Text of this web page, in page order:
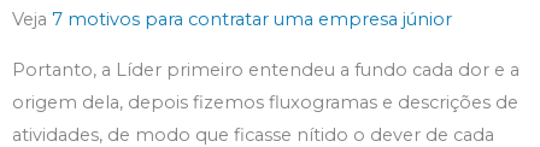
Veja 7 motivos para contratar uma empresa júnior
Portanto, a Líder primeiro entendeu a fundo cada dor e a
origem dela, depois fizemos fluxogramas e descrições de
atividades, de modo que ficasse nítido o dever de cada